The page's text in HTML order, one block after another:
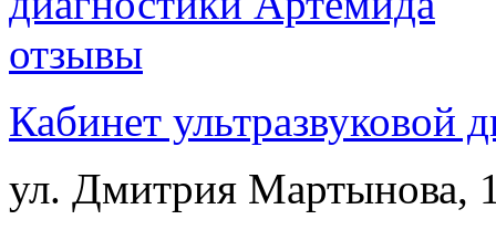
Кабинет ультразвуковой
ул. Дмитрия Мартынова,